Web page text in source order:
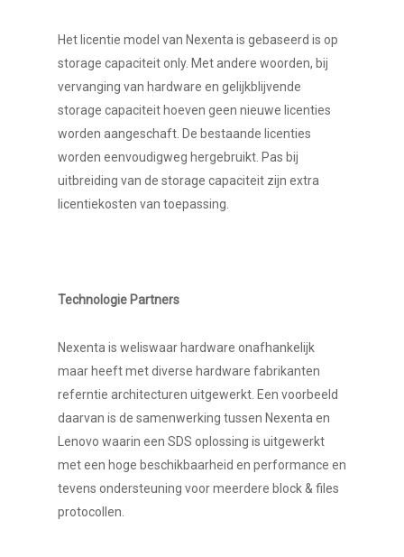
Het licentie model van Nexenta is gebaseerd is op
storage capaciteit only. Met andere woorden, bij
vervanging van hardware en gelijkblijvende
storage capaciteit hoeven geen nieuwe licenties
worden aangeschaft. De bestaande licenties
worden eenvoudigweg hergebruikt. Pas bij
uitbreiding van de storage capaciteit zijn extra
licentiekosten van toepassing.
Technologie Partners
Nexenta is weliswaar hardware onafhankelijk
maar heeft met diverse hardware fabrikanten
referntie architecturen uitgewerkt. Een voorbeeld
daarvan is de samenwerking tussen Nexenta en
Lenovo waarin een SDS oplossing is uitgewerkt
met een hoge beschikbaarheid en performance en
tevens ondersteuning voor meerdere block & files
protocollen.